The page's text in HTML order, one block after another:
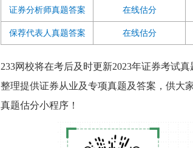
证券分析师真题答案 在线估分
保荐代表人真题答案 在线估分
233网校将在考后及时更新2023年证券考试
整理提供证券从业及专项真题及答案，供大
真题估分小程序！